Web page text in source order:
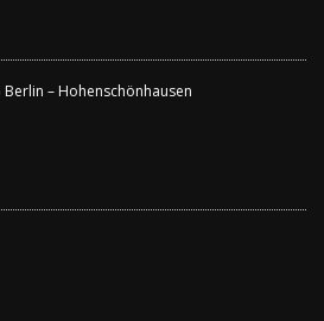
Berlin – Hohenschönhausen